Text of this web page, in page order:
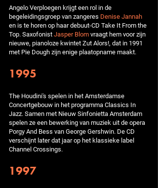
Angelo Verploegen krijgt een rol in de
begeleidingsgroep van zangeres Denise Jannah
en is te horen op haar debuut-CD Take It From the
Top. SaxofonistJasper Blomvraagt hem voor zijn
nieuwe, pianoloze kwintet Zut Alors!, dat in 1991
met Pie Dough zijn enige plaatopname maakt.
1995
The Houdini's spelen in het Amsterdamse
Concertgebouw in het programma Classics In
Jazz. Samen met Nieuw Sinfonietta Amsterdam
spelen ze een bewerking van muziek uit de opera
Porgy And Bess van George Gershwin. De CD
verschijnt later dat jaar op het klassieke label
Channel Crossings.
1997